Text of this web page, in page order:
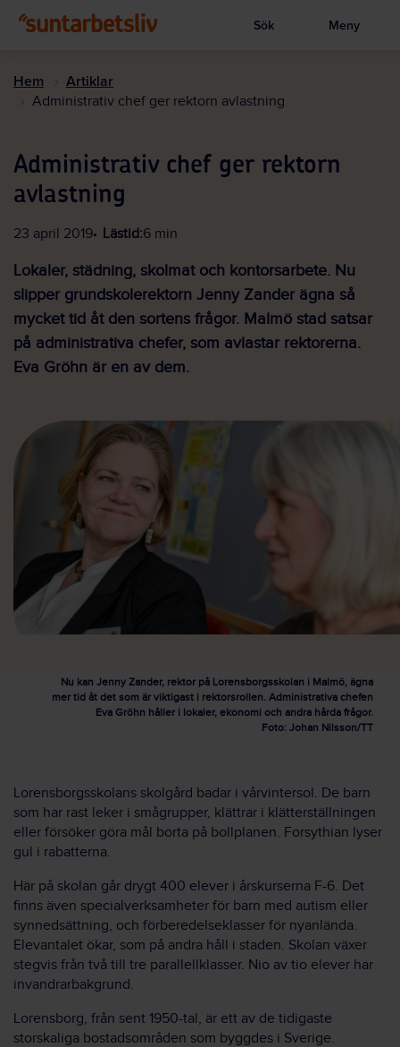
huvudinnehållet
Visa sökruta
Sök Meny
Hem Artiklar
Administrativ chef ger rektorn avlastning
Administrativ chef ger rektorn
avlastning
23 april 2019 Lästid:6 min
Lokaler, städning, skolmat och kontorsarbete. Nu
slipper grundskolerektorn Jenny Zander ägna så
mycket tid åt den sortens frågor. Malmö stad satsar
på administrativa chefer, som avlastar rektorerna.
Eva Gröhn är en av dem.
Nu kan Jenny Zander, rektor på Lorensborgsskolan i Malmö, ägna
mer tid åt det som är viktigast i rektorsrollen. Administrativa chefen
Eva Gröhn håller i lokaler, ekonomi och andra hårda frågor.
Foto: Johan Nilsson/TT
Lorensborgsskolans skolgård badar i vårvintersol. De barn
som har rast leker i smågrupper, klättrar i klätterställningen
eller försöker göra mål borta på bollplanen. Forsythian lyser
gul i rabatterna.
Här på skolan går drygt 400 elever i årskurserna F-6. Det
finns även specialverksamheter för barn med autism eller
synnedsättning, och förberedelseklasser för nyanlända.
Elevantalet ökar, som på andra håll i staden. Skolan växer
stegvis från två till tre parallellklasser. Nio av tio elever har
invandrarbakgrund.
Lorensborg, från sent 1950-tal, är ett av de tidigaste
storskaliga bostadsområden som byggdes i Sverige.